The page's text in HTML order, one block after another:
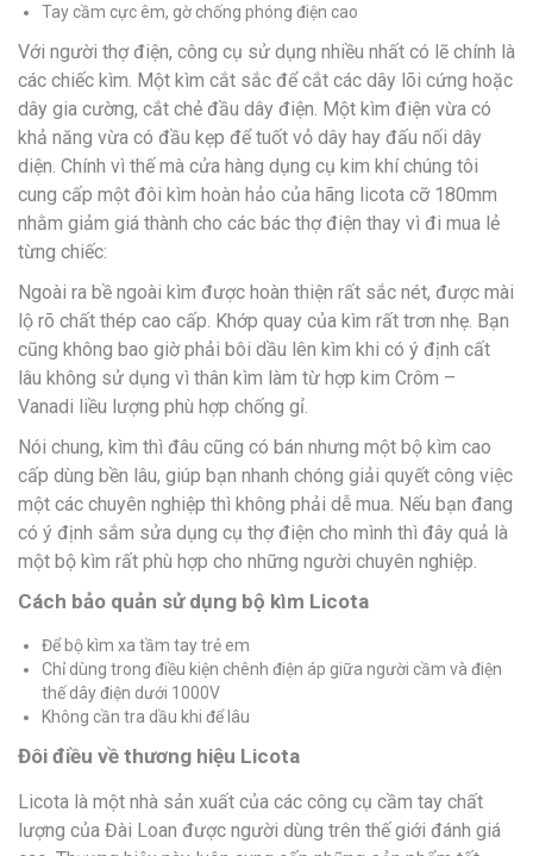
Tay cầm cực êm, gờ chống phóng điện cao
Với người thợ điện, công cụ sử dụng nhiều nhất có lẽ chính là
các chiếc kìm. Một kìm cắt sắc để cắt các dây lõi cứng hoặc
dây gia cường, cắt chẻ đầu dây điện. Một kìm điện vừa có
khả năng vừa có đầu kẹp để tuốt vỏ dây hay đấu nối dây
diện. Chính vì thế mà cửa hàng dụng cụ kim khí chúng tôi
cung cấp một đôi kìm hoàn hảo của hãng licota cỡ 180mm
nhằm giảm giá thành cho các bác thợ điện thay vì đi mua lẻ
từng chiếc:
Ngoài ra bề ngoài kìm được hoàn thiện rất sắc nét, được mài
lộ rõ chất thép cao cấp. Khớp quay của kìm rất trơn nhẹ. Bạn
cũng không bao giờ phải bôi dầu lên kìm khi có ý định cất
lâu không sử dụng vì thân kìm làm từ hợp kim Crôm –
Vanadi liều lượng phù hợp chống gỉ.
Nói chung, kìm thì đâu cũng có bán nhưng một bộ kìm cao
cấp dùng bền lâu, giúp bạn nhanh chóng giải quyết công việc
một các chuyên nghiệp thì không phải dễ mua. Nếu bạn đang
có ý định sắm sửa dụng cụ thợ điện cho mình thì đây quả là
một bộ kìm rất phù hợp cho những người chuyên nghiệp.
Cách bảo quản sử dụng bộ kìm Licota
Để bộ kìm xa tầm tay trẻ em
Chỉ dùng trong điều kiện chênh điện áp giữa người cầm và điện
thế dây điện dưới 1000V
Không cần tra dầu khi để lâu
Đôi điều về thương hiệu Licota
Licota là một nhà sản xuất của các công cụ cầm tay chất
lượng của Đài Loan được người dùng trên thế giới đánh giá